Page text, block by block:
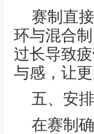
赛制直
环与混合
过长导致
与感，让
五、安
在赛制